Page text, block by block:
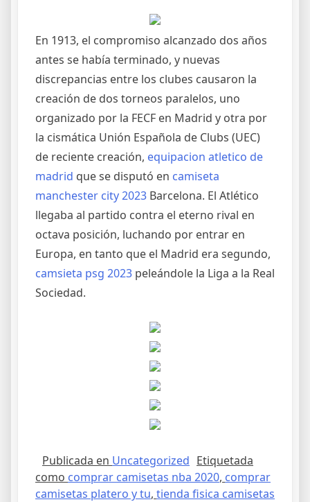
En 1913, el compromiso alcanzado dos años
antes se había terminado, y nuevas
discrepancias entre los clubes causaron la
creación de dos torneos paralelos, uno
organizado por la FECF en Madrid y otra por
la cismática Unión Española de Clubs (UEC)
de reciente creación, equipacion atletico de
madrid que se disputó en camiseta
manchester city 2023 Barcelona. El Atlético
llegaba al partido contra el eterno rival en
octava posición, luchando por entrar en
Europa, en tanto que el Madrid era segundo,
camsieta psg 2023 peleándole la Liga a la Real
Sociedad.
Publicada en Uncategorized Etiquetada
como comprar camisetas nba 2020, comprar
camisetas platero y tu, tienda fisica camisetas